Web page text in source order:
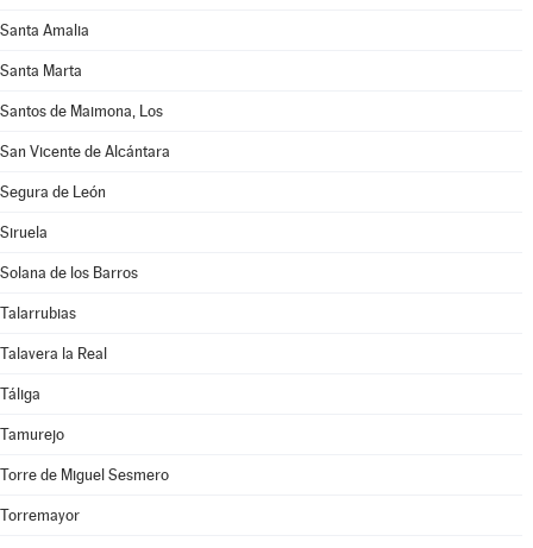
Santa Amalia
Santa Marta
Santos de Maimona, Los
San Vicente de Alcántara
Segura de León
Siruela
Solana de los Barros
Talarrubias
Talavera la Real
Táliga
Tamurejo
Torre de Miguel Sesmero
Torremayor